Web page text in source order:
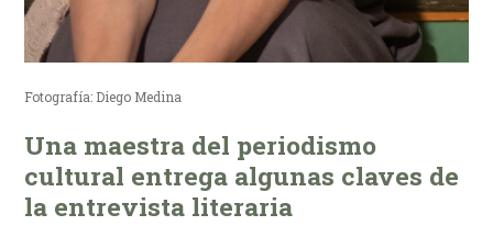
Fotografía: Diego Medina
Una maestra del periodismo
cultural entrega algunas claves de
la entrevista literaria